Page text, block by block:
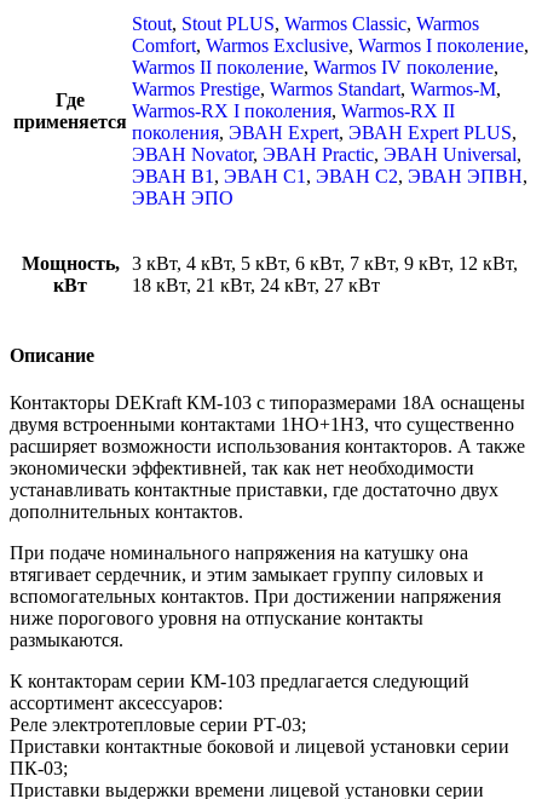
Где
применяется
Stout, Stout PLUS, Warmos Classic, Warmos
Comfort, Warmos Exclusive, Warmos I поколение,
Warmos II поколение, Warmos IV поколение,
Warmos Prestige, Warmos Standart, Warmos-M,
Warmos-RX I поколения, Warmos-RX II
поколения, ЭВАН Expert, ЭВАН Expert PLUS,
ЭВАН Novator, ЭВАН Practic, ЭВАН Universal,
ЭВАН В1 , ЭВАН С1 , ЭВАН С2, ЭВАН ЭПВН,
ЭВАН ЭПО
Мощность,
кВт
3 кВт, 4 кВт, 5 кВт, 6 кВт, 7 кВт, 9 кВт, 12 кВт,
18 кВт, 21 кВт, 24 кВт, 27 кВт
Описание
Контакторы DEKraft КМ-103 с типоразмерами 18А оснащены
двумя встроенными контактами 1НО+1НЗ, что существенно
расширяет возможности использования контакторов. А также
экономически эффективней, так как нет необходимости
устанавливать контактные приставки, где достаточно двух
дополнительных контактов.
При подаче номинального напряжения на катушку она
втягивает сердечник, и этим замыкает группу силовых и
вспомогательных контактов. При достижении напряжения
ниже порогового уровня на отпускание контакты
размыкаются.
К контакторам серии КМ-103 предлагается следующий
ассортимент аксессуаров:
Реле электротепловые серии РТ-03;
Приставки контактные боковой и лицевой установки серии
ПК-03;
Приставки выдержки времени лицевой установки серии